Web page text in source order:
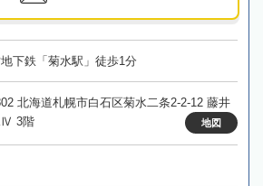
下鉄「菊水駅」徒歩1分
北海道札幌市白石区菊水二条2-2-12 藤井
Ⅳ 3階
地図